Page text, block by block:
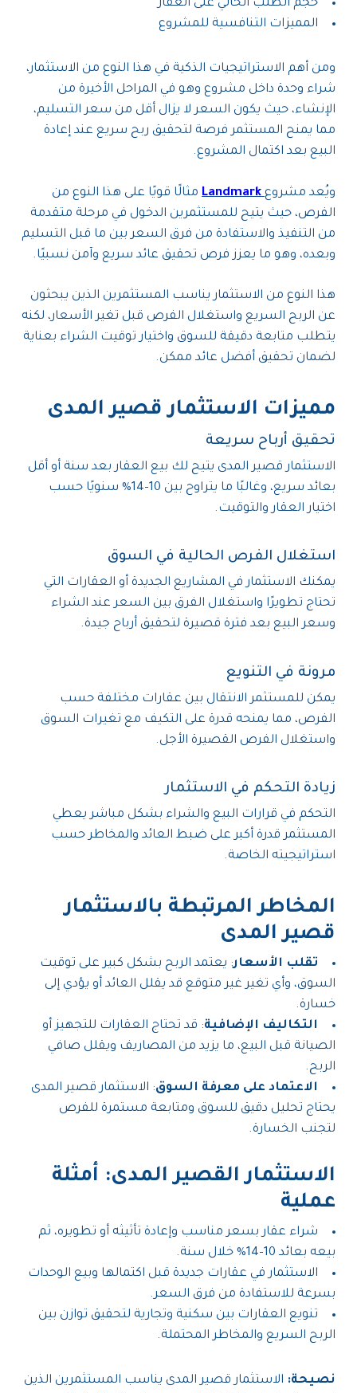
حجم الطلب الحالي على العقار
المميزات التنافسية للمشروع
ومن أهم الاستراتيجيات الذكية في هذا النوع من الاستثمار،
شراء وحدة داخل مشروع وهو في المراحل الأخيرة من
الإنشاء، حيث يكون السعر لا يزال أقل من سعر التسليم،
مما يمنح المستثمر فرصة لتحقيق ربح سريع عند إعادة
البيع بعد اكتمال المشروع.
ويُعد مشروع Landmarkمثالًا قويًا على هذا النوع من
الفرص، حيث يتيح للمستثمرين الدخول في مرحلة متقدمة
من التنفيذ والاستفادة من فرق السعر بين ما قبل التسليم
وبعده، وهو ما يعزز فرص تحقيق عائد سريع وآمن نسبيًا.
هذا النوع من الاستثمار يناسب المستثمرين الذين يبحثون
عن الربح السريع واستغلال الفرص قبل تغير الأسعار، لكنه
يتطلب متابعة دقيقة للسوق واختيار توقيت الشراء بعناية
لضمان تحقيق أفضل عائد ممكن.
مميزات الاستثمار قصير المدى
تحقيق أرباح سريعة
الاستثمار قصير المدى يتيح لك بيع العقار بعد سنة أو أقل
بعائد سريع، وغالبًا ما يتراوح بين 10–14% سنويًا حسب
اختيار العقار والتوقيت.
استغلال الفرص الحالية في السوق
يمكنك الاستثمار في المشاريع الجديدة أو العقارات التي
تحتاج تطويرًا واستغلال الفرق بين السعر عند الشراء
وسعر البيع بعد فترة قصيرة لتحقيق أرباح جيدة.
مرونة في التنويع
يمكن للمستثمر الانتقال بين عقارات مختلفة حسب
الفرص، مما يمنحه قدرة على التكيف مع تغيرات السوق
واستغلال الفرص القصيرة الأجل.
زيادة التحكم في الاستثمار
التحكم في قرارات البيع والشراء بشكل مباشر يعطي
المستثمر قدرة أكبر على ضبط العائد والمخاطر حسب
استراتيجيته الخاصة.
المخاطر المرتبطة بالاستثمار
قصير المدى
تقلب الأسعار: يعتمد الربح بشكل كبير على توقيت
السوق، وأي تغير غير متوقع قد يقلل العائد أو يؤدي إلى
خسارة.
التكاليف الإضافية: قد تحتاج العقارات للتجهيز أو
الصيانة قبل البيع، ما يزيد من المصاريف ويقلل صافي
الربح.
الاعتماد على معرفة السوق: الاستثمار قصير المدى
يحتاج تحليل دقيق للسوق ومتابعة مستمرة للفرص
لتجنب الخسارة.
الاستثمار القصير المدى: أمثلة
عملية
شراء عقار بسعر مناسب وإعادة تأثيثه أو تطويره، ثم
بيعه بعائد 10–14% خلال سنة.
الاستثمار في عقارات جديدة قبل اكتمالها وبيع الوحدات
بسرعة للاستفادة من فرق السعر.
تنويع العقارات بين سكنية وتجارية لتحقيق توازن بين
الربح السريع والمخاطر المحتملة.
نصيحة: الاستثمار قصير المدى يناسب المستثمرين الذين